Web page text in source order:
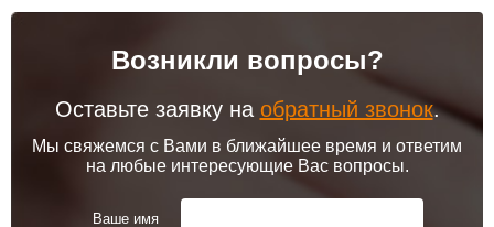
Возникли вопросы?
Оставьте заявку на обратный звонок.
Мы свяжемся с Вами в ближайшее время и ответим
на любые интересующие Вас вопросы.
Ваше имя